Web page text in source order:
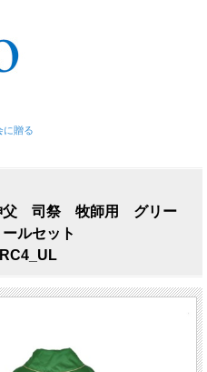
贈る
父 司祭 牧師用 グリー
ールセット